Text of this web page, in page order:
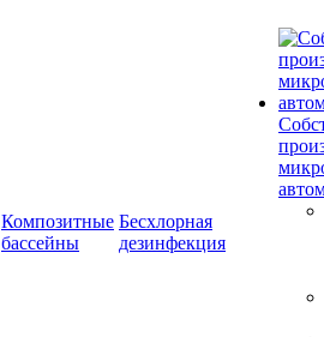
Композитные
бассейны
Бесхлорная
дезинфекция